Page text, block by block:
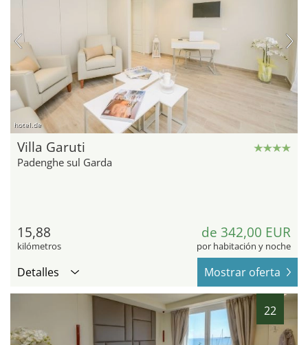
hotel.de
Villa Garuti
Padenghe sul Garda
15,88
kilómetros
de 342,00 EUR
por habitación y noche
Detalles Mostrar oferta
22